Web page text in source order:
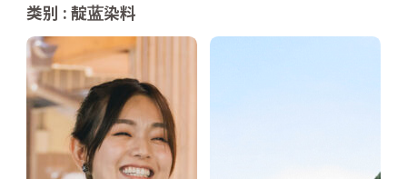
类别 : 靛蓝染料